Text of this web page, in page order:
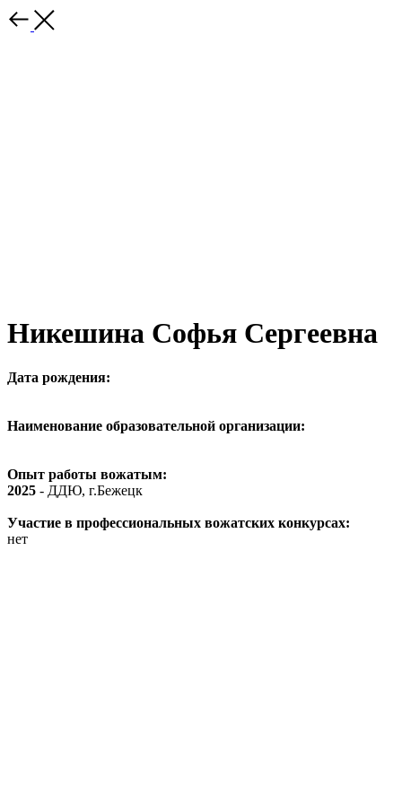
Никешина Софья Сергеевна
Дата рождения:
Наименование образовательной организации:
Опыт работы вожатым:
2025 - ДДЮ, г.Бежецк
Участие в профессиональных вожатских конкурсах:
нет